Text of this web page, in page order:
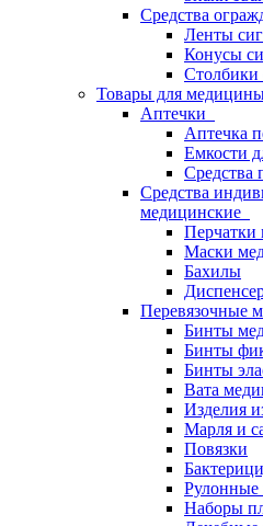
Средства
Ленты
Конусы
Столбики
Товары для
Аптечки
Аптечка
Емкости
Средства
Средства
медицинские
Перчатки
Маски
Бахилы
Перевязочные
Бинты
Бинты
Бинты
Вата
Изделия
Марля и
Повязки
Рулонные
Наборы